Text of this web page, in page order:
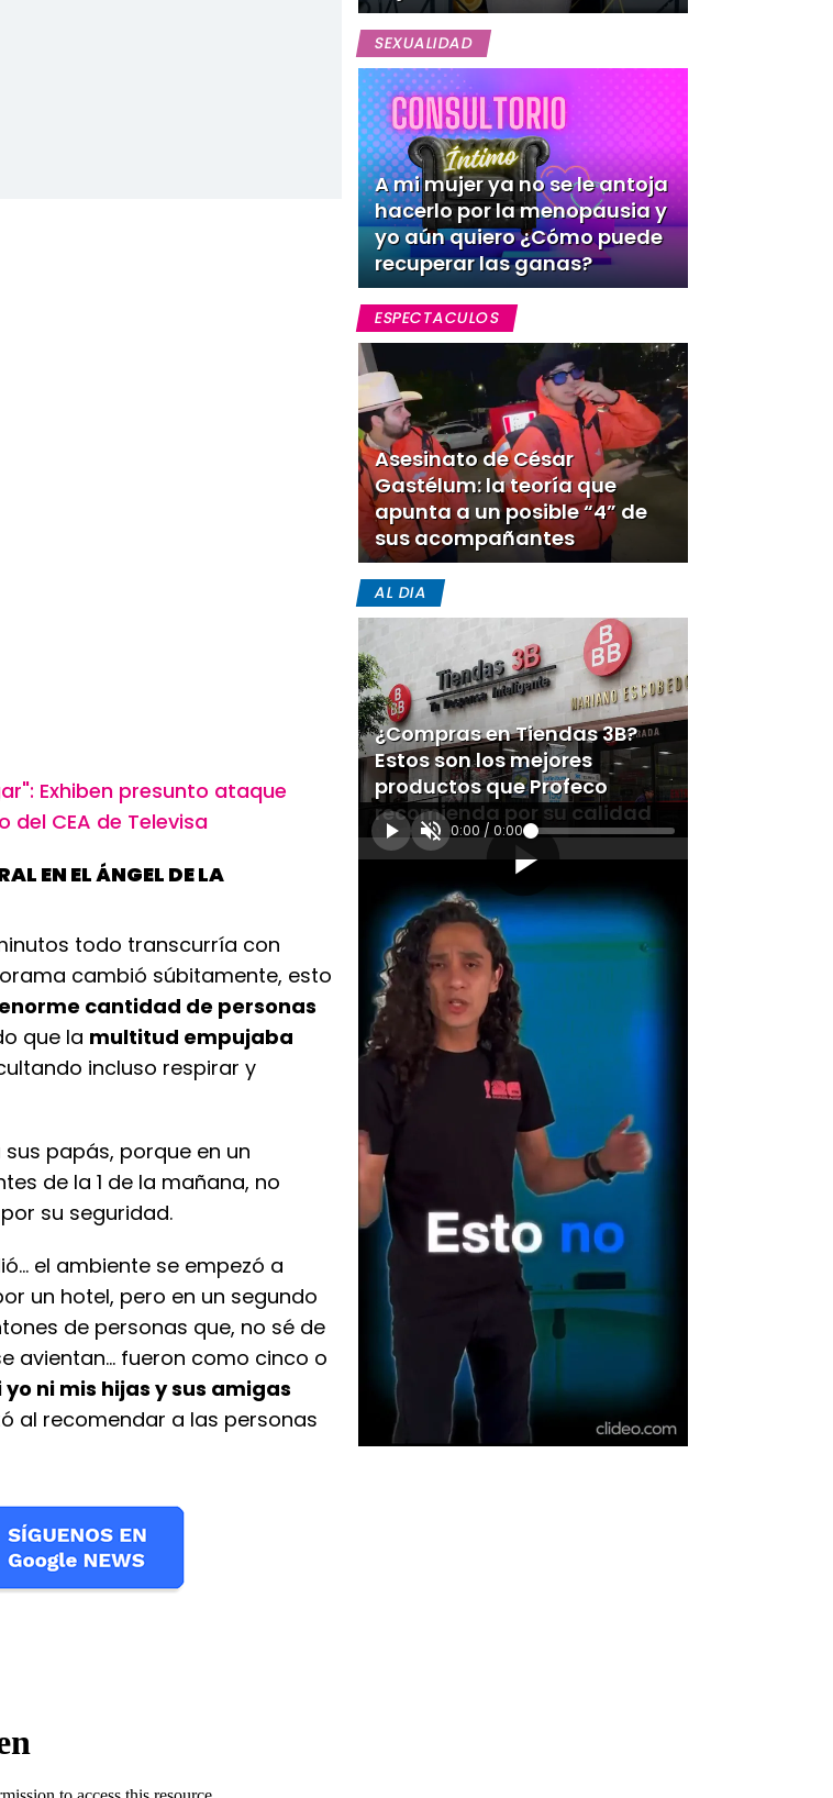
Exhiben presunto ataque
del CEA de Televisa
EN EL ÁNGEL DE LA
todo transcurría con
cambió súbitamente, esto
cantidad de personas
que la multitud empujaba
incluso respirar y
papás, porque en un
de la 1 de la mañana, no
su seguridad.
el ambiente se empezó a
un hotel, pero en un segundo
de personas que, no sé de
avientan… fueron como cinco o
yo ni mis hijas y sus amigas
al recomendar a las personas
SEXUALIDAD
A mi mujer ya no se le antoja
hacerlo por la menopausia y
yo aún quiero ¿Cómo puede
recuperar las ganas?
ESPECTACULOS
Asesinato de César
Gastélum: la teoría que
apunta a un posible “4” de
sus acompañantes
AL DIA
¿Compras en Tiendas 3B?
Estos son los mejores
productos que Profeco
recomienda por su calidad
0:00 / 0:00
[Publicidad]